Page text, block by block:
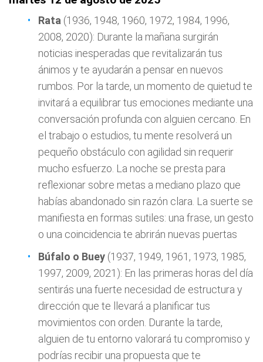
Rata (1936, 1948, 1960, 1972, 1984, 1996,
2008, 2020): Durante la mañana surgirán
noticias inesperadas que revitalizarán tus
ánimos y te ayudarán a pensar en nuevos
rumbos. Por la tarde, un momento de quietud te
invitará a equilibrar tus emociones mediante una
conversación profunda con alguien cercano. En
el trabajo o estudios, tu mente resolverá un
pequeño obstáculo con agilidad sin requerir
mucho esfuerzo. La noche se presta para
reflexionar sobre metas a mediano plazo que
habías abandonado sin razón clara. La suerte se
manifiesta en formas sutiles: una frase, un gesto
o una coincidencia te abrirán nuevas puertas
Búfalo o Buey (1937, 1949, 1961, 1973, 1985,
1997, 2009, 2021): En las primeras horas del día
sentirás una fuerte necesidad de estructura y
dirección que te llevará a planificar tus
movimientos con orden. Durante la tarde,
alguien de tu entorno valorará tu compromiso y
podrías recibir una propuesta que te